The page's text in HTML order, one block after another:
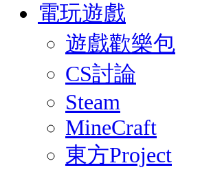
電玩遊戲
遊戲歡樂包
CS討論
Steam
MineCraft
東方Project